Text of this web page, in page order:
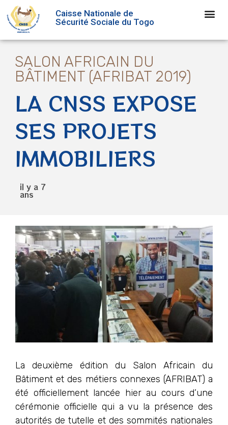
Caisse Nationale de
Sécurité Sociale du Togo
SALON AFRICAIN DU
BÂTIMENT (AFRIBAT 2019)
LA CNSS EXPOSE
SES PROJETS
IMMOBILIERS
il y a 7
ans
La deuxième édition du Salon Africain du
Bâtiment et des métiers connexes (AFRIBAT) a
été officiellement lancée hier au cours d’une
cérémonie officielle qui a vu la présence des
autorités de tutelle et des sommités nationales